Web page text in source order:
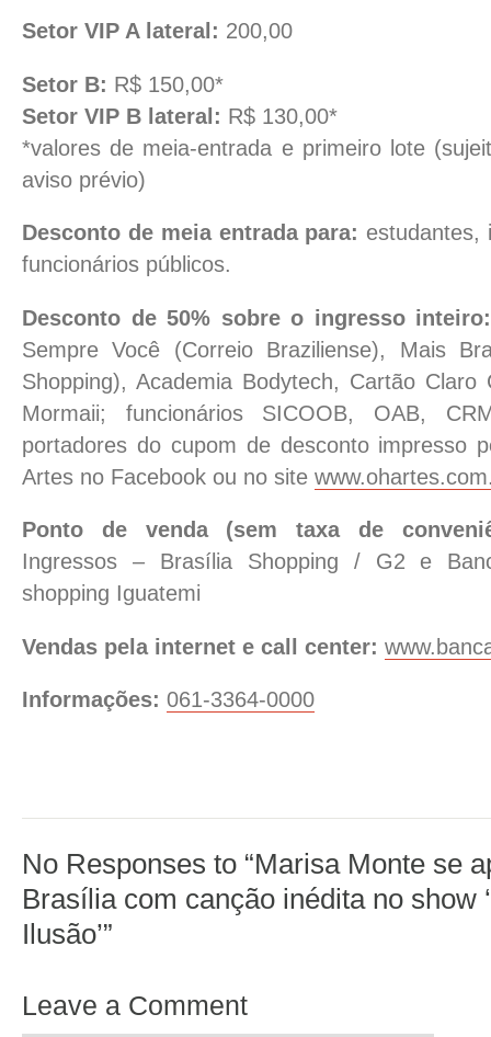
Setor VIP A lateral: 200,00
Setor B: R$ 150,00*
Setor VIP B lateral: R$ 130,00*
*valores de meia-entrada e primeiro lote
aviso prévio)
Desconto de meia entrada para: estudantes,
funcionários públicos.
Desconto de 50% sobre o ingresso inteiro:
Sempre Você (Correio Braziliense), Mais
Shopping), Academia Bodytech, Cartão Claro
Mormaii; funcionários SICOOB, OAB,
portadores do cupom de desconto impresso
Artes no Facebook ou no site
Ponto de venda (sem taxa de
Ingressos – Brasília Shopping / G2 e
shopping Iguatemi
Vendas pela internet e call center:
Informações: 061-3364-0000
No Responses to “Marisa Monte se
Brasília com canção inédita no show
Ilusão’”
Leave a Comment